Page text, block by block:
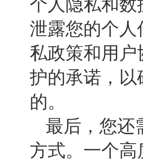
个人隐私和
泄露您的个
私政策和用
护的承诺，以
的。
最后，您还
方式。一个高